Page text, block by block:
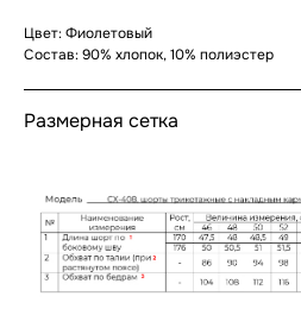
Цвет: Фиолетовый
Состав: 90% хлопок, 10% полиэстер
Размерная сетка